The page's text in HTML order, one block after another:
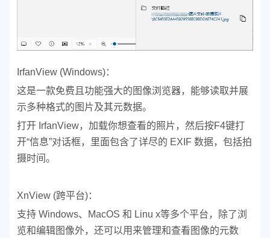
IrfanView (Windows)：
这是一款免费且功能强大的图像浏览器，能够读取并展
示多种格式的图片及其元数据。
打开 IrfanView，加载你想查看的照片，然后按F4键打
开“信息”对话框，里面包含了详尽的 EXIF 数据，包括拍
摄时间。
XnView (跨平台)：
支持 Windows、MacOS 和 Linu x等多个平台，除了浏
览和编辑图像外，还可以用来管理和查看图像的元数